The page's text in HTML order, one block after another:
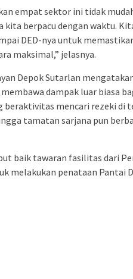
empat sektor ini tidak
kita berpacu dengan waktu.
DED-nya untuk
maksimal,” jelasnya.
Depok Sutarlan
dampak luar biasa
beraktivitas mencari rezeki
tamatan sarjana pun
baik tawaran fasilitas dari
melakukan penataan Pantai